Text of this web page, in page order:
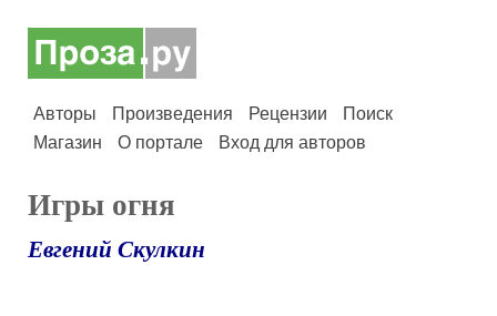
Авторы Произведения Рецензии
Поиск
Магазин
О портале Вход для авторов
Игры огня
Евгений Скулкин